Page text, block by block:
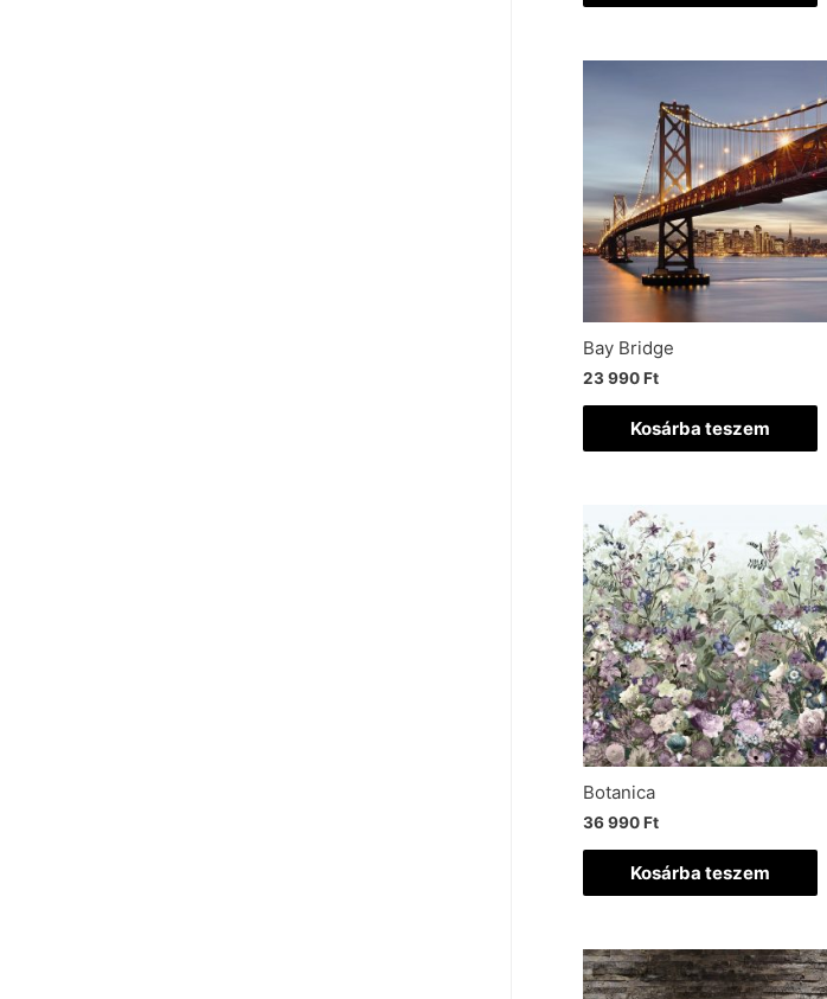
Bay Bridge
23 990Ft
Kosárba teszem
Botanica
36 990Ft
Kosárba teszem